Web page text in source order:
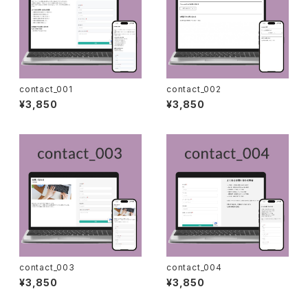
contact_001
¥3,850
contact_002
¥3,850
contact_003
¥3,850
contact_004
¥3,850